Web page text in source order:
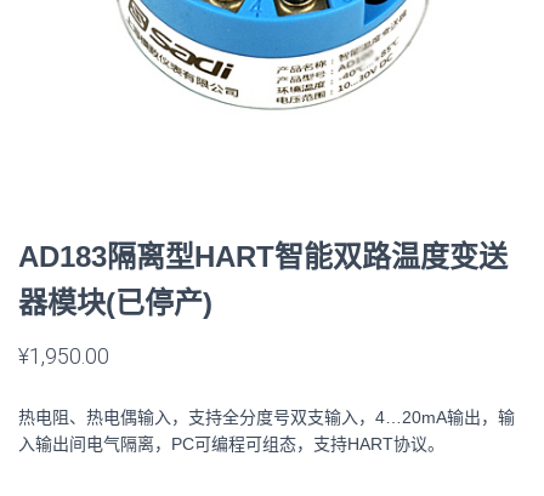
AD183隔离型HART智能双路温度变送
器模块(已停产)
¥1,950.00
热电阻、热电偶输入，支持全分度号双支输入，4…20mA输出，输
入输出间电气隔离，PC可编程可组态，支持HART协议。